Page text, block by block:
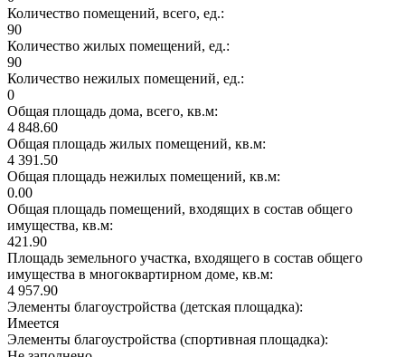
Количество помещений, всего, ед.:
90
Количество жилых помещений, ед.:
90
Количество нежилых помещений, ед.:
0
Общая площадь дома, всего, кв.м:
4 848.60
Общая площадь жилых помещений, кв.м:
4 391.50
Общая площадь нежилых помещений, кв.м:
0.00
Общая площадь помещений, входящих в состав общего
имущества, кв.м:
421.90
Площадь земельного участка, входящего в состав общего
имущества в многоквартирном доме, кв.м:
4 957.90
Элементы благоустройства (детская площадка):
Имеется
Элементы благоустройства (спортивная площадка):